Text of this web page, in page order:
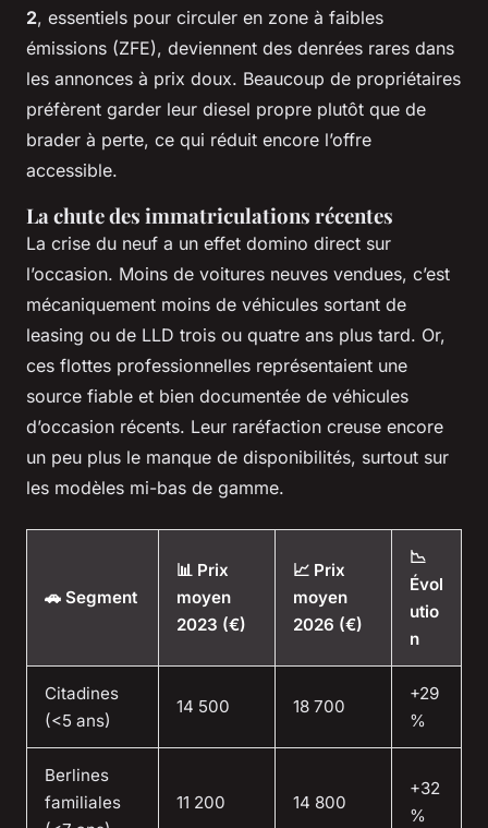
2, essentiels pour circuler en zone à faibles
émissions (ZFE), deviennent des denrées rares dans
les annonces à prix doux. Beaucoup de propriétaires
préfèrent garder leur diesel propre plutôt que de
brader à perte, ce qui réduit encore l’offre
accessible.
La chute des immatriculations récentes
La crise du neuf a un effet domino direct sur
l’occasion. Moins de voitures neuves vendues, c’est
mécaniquement moins de véhicules sortant de
leasing ou de LLD trois ou quatre ans plus tard. Or,
ces flottes professionnelles représentaient une
source fiable et bien documentée de véhicules
d’occasion récents. Leur raréfaction creuse encore
un peu plus le manque de disponibilités, surtout sur
les modèles mi-bas de gamme.
🚗 Segment
📊 Prix
moyen
2023 (€)
📈 Prix
moyen
2026 (€)
📉
Évol
utio
n
Citadines
(<5 ans)
14 500 18 700
+29
%
Berlines
familiales
11 200 14 800
+32
%